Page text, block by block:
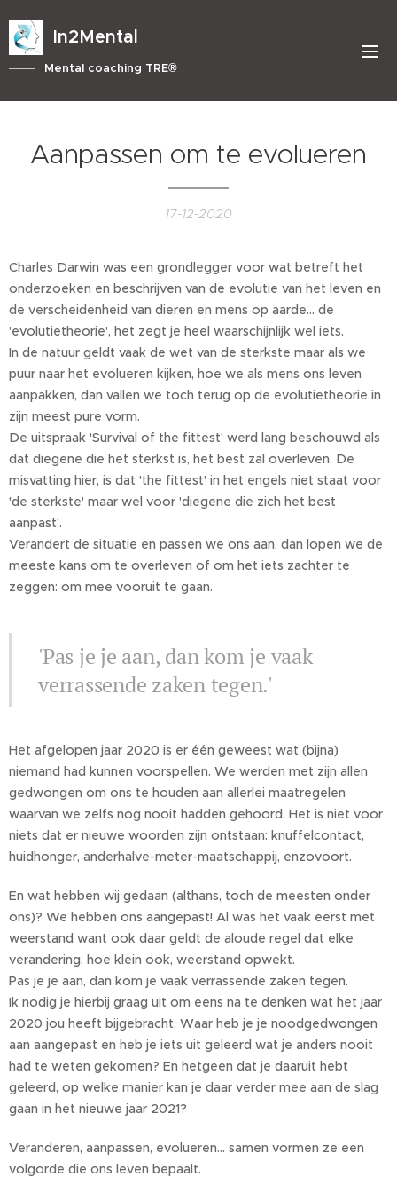
In2Mental
Mental coaching TRE®
Aanpassen om te evolueren
17-12-2020
Charles Darwin was een grondlegger voor wat betreft het
onderzoeken en beschrijven van de evolutie van het leven en
de verscheidenheid van dieren en mens op aarde... de
'evolutietheorie', het zegt je heel waarschijnlijk wel iets.
In de natuur geldt vaak de wet van de sterkste maar als we
puur naar het evolueren kijken, hoe we als mens ons leven
aanpakken, dan vallen we toch terug op de evolutietheorie in
zijn meest pure vorm.
De uitspraak 'Survival of the fittest' werd lang beschouwd als
dat diegene die het sterkst is, het best zal overleven. De
misvatting hier, is dat 'the fittest' in het engels niet staat voor
'de sterkste' maar wel voor 'diegene die zich het best
aanpast'.
Verandert de situatie en passen we ons aan, dan lopen we de
meeste kans om te overleven of om het iets zachter te
zeggen: om mee vooruit te gaan.
'Pas je je aan, dan kom je vaak
verrassende zaken tegen.'
Het afgelopen jaar 2020 is er één geweest wat (bijna)
niemand had kunnen voorspellen. We werden met zijn allen
gedwongen om ons te houden aan allerlei maatregelen
waarvan we zelfs nog nooit hadden gehoord. Het is niet voor
niets dat er nieuwe woorden zijn ontstaan: knuffelcontact,
huidhonger, anderhalve-meter-maatschappij, enzovoort.
En wat hebben wij gedaan (althans, toch de meesten onder
ons)? We hebben ons aangepast! Al was het vaak eerst met
weerstand want ook daar geldt de aloude regel dat elke
verandering, hoe klein ook, weerstand opwekt.
Pas je je aan, dan kom je vaak verrassende zaken tegen.
Ik nodig je hierbij graag uit om eens na te denken wat het jaar
2020 jou heeft bijgebracht. Waar heb je je noodgedwongen
aan aangepast en heb je iets uit geleerd wat je anders nooit
had te weten gekomen? En hetgeen dat je daaruit hebt
geleerd, op welke manier kan je daar verder mee aan de slag
gaan in het nieuwe jaar 2021?
Veranderen, aanpassen, evolueren... samen vormen ze een
volgorde die ons leven bepaalt.